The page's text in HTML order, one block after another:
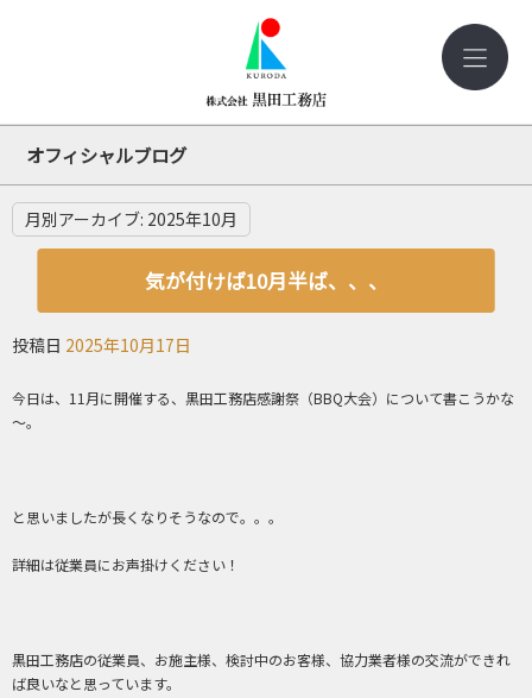
オフィシャルブログ
月別アーカイブ: 2025年10月
気が付けば10月半ば、、、
投稿日 2025年10月17日
今日は、11月に開催する、黒田工務店感謝祭（BBQ大会）について書こうかな
～。
と思いましたが長くなりそうなので。。。
詳細は従業員にお声掛けください！
黒田工務店の従業員、お施主様、検討中のお客様、協力業者様の交流ができれ
ば良いなと思っています。